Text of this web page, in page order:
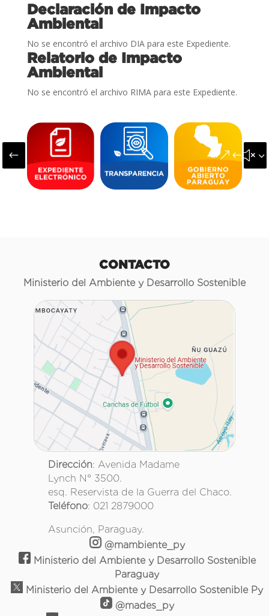
Declaración de Impacto
Ambiental
No se encontró el archivo DIA para este Expediente.
Relatorio de Impacto
Ambiental
No se encontró el archivo RIMA para este Expediente.
#
CONTACTO
Ministerio del Ambiente y Desarrollo Sostenible
Dirección: Avenida Madame
Lynch N° 3500.
esq. Reservista de la Guerra del Chaco.
Teléfono: 021 2879000
Asunción, Paraguay.
@mambiente_py
Ministerio del Ambiente y Desarrollo Sostenible
Paraguay
Ministerio del Ambiente y Desarrollo Sostenible Py
@mades_py